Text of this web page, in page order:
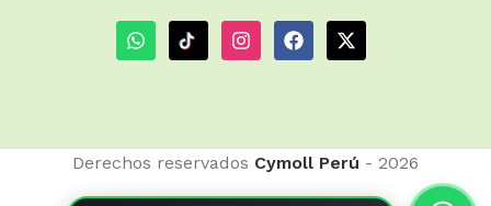
Derechos reservados Cymoll Perú - 2026